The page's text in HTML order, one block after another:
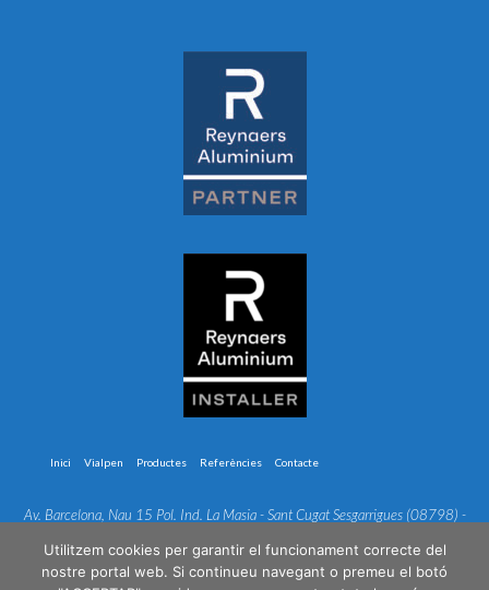
Inici Vialpen Productes Referències Contacte
Av. Barcelona, Nau 15 Pol. Ind. La Masia - Sant Cugat Sesgarrigues (08798) -
Barcelona
- © 2026 VIALPEN 2000, sl | Tots els drets reservats | Nota Legal
Cookies
Utilitzem cookies per garantir el funcionament correcte del
nostre portal web. Si continueu navegant o premeu el botó